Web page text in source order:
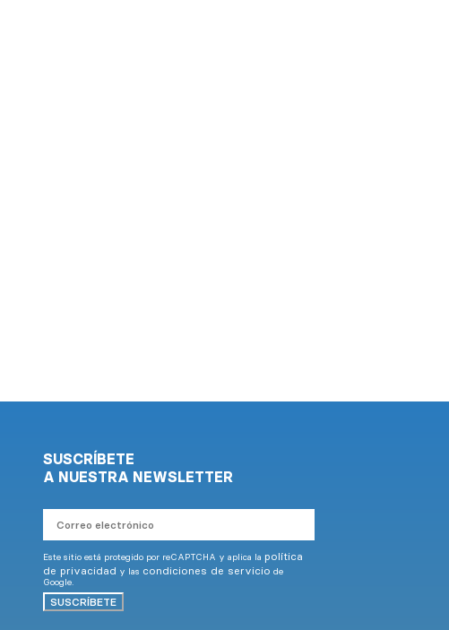
SUSCRÍBETE
A NUESTRA NEWSLETTER
electrónico
Este sitio está protegido por reCAPTCHA y aplica la política
de privacidad y las condiciones de servicio de
Google.
SUSCRÍBETE